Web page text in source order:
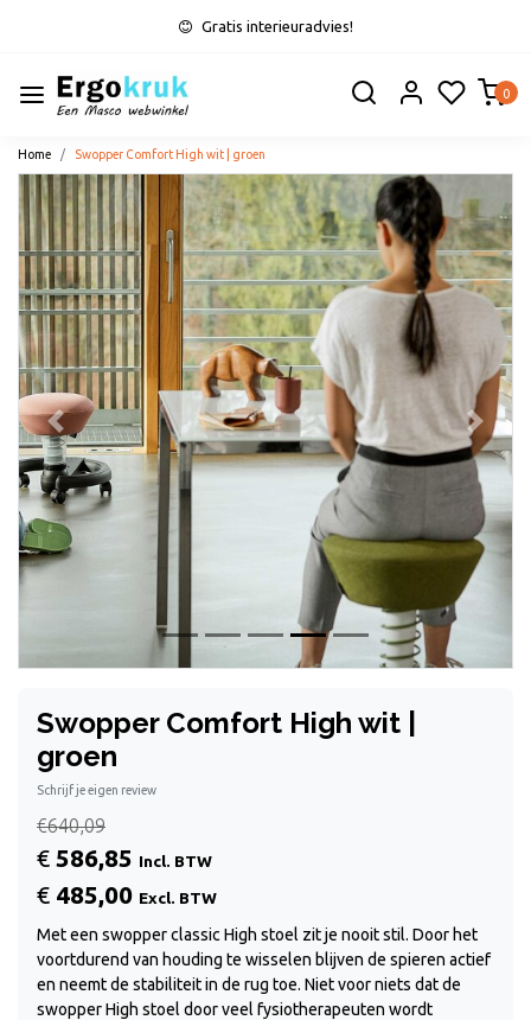
Gratis interieuradvies!
0
Home Swopper Comfort High wit | groen
Vorige
Swopper Comfort High wit |
groen
Schrijf je eigen review
€640,09
€ 586,85 Incl. BTW
€ 485,00 Excl. BTW
Met een swopper classic High stoel zit je nooit stil. Door het
voortdurend van houding te wisselen blijven de spieren actief
en neemt de stabiliteit in de rug toe. Niet voor niets dat de
swopper High stoel door veel fysiotherapeuten wordt